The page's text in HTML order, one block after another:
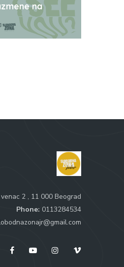
na
2 , 11 000 Beograd
Phone: 0113284534